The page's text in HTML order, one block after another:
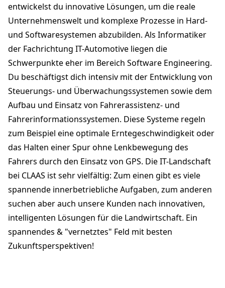
entwickelst du innovative Lösungen, um die reale
Unternehmenswelt und komplexe Prozesse in Hard-
und Softwaresystemen abzubilden. Als Informatiker
der Fachrichtung IT-Automotive liegen die
Schwerpunkte eher im Bereich Software Engineering.
Du beschäftigst dich intensiv mit der Entwicklung von
Steuerungs- und Überwachungssystemen sowie dem
Aufbau und Einsatz von Fahrerassistenz- und
Fahrerinformationssystemen. Diese Systeme regeln
zum Beispiel eine optimale Erntegeschwindigkeit oder
das Halten einer Spur ohne Lenkbewegung des
Fahrers durch den Einsatz von GPS. Die IT-Landschaft
bei CLAAS ist sehr vielfältig: Zum einen gibt es viele
spannende innerbetriebliche Aufgaben, zum anderen
suchen aber auch unsere Kunden nach innovativen,
intelligenten Lösungen für die Landwirtschaft. Ein
spannendes & "vernetztes" Feld mit besten
Zukunftsperspektiven!